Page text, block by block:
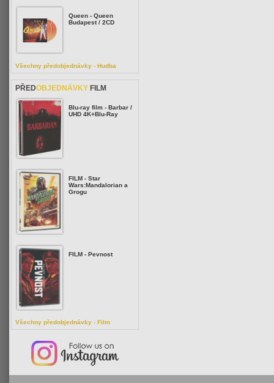
Queen - Queen
Budapest / 2CD
Všechny předobjednávky - Hudba
PŘEDOBJEDNÁVKY FILM
Blu-ray film - Barbar /
UHD 4K+Blu-Ray
FILM - Star
Wars:Mandalorian a
Grogu
FILM - Pevnost
Všechny předobjednávky - Film